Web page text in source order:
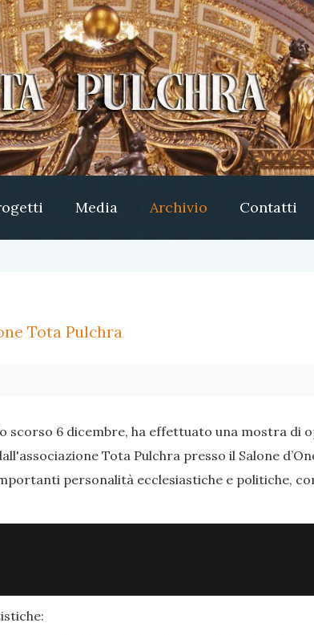
Media Archivio Contatti
Tota Pulchra
scorso 6 dicembre, ha effettuato una mostra di
Tota Pulchra presso il Salone
personalità ecclesiastiche e politiche,